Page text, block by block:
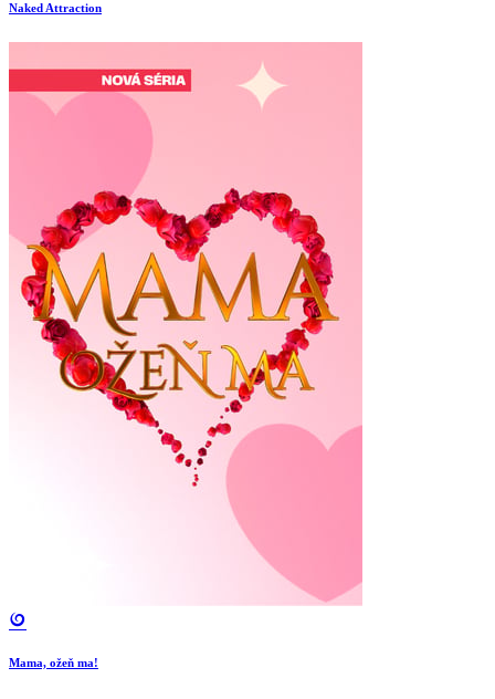
Naked Attraction
Mama, ožeň ma!